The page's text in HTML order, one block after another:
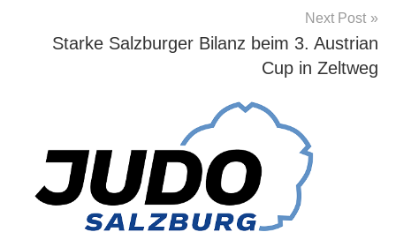
Next Post
Starke Salzburger Bilanz beim 3. Austrian
Cup in Zeltweg